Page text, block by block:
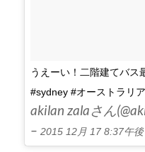
うえーい！二階建てバス
#sydney #オーストラリア
akilan zalaさん
– 2015 12月 17 8:37午